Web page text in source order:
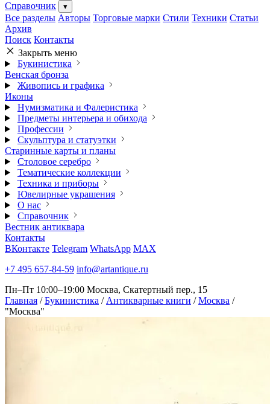
Справочник
▾
Все разделы Авторы Торговые марки Стили Техники Статьи
Архив
Поиск Контакты
Закрыть меню
Букинистика
Венская бронза
Живопись и графика
Иконы
Нумизматика и Фалеристика
Предметы интерьера и обихода
Профессии
Скульптура и статуэтки
Старинные карты и планы
Столовое серебро
Тематические коллекции
Техника и приборы
Ювелирные украшения
О нас
Справочник
Вестник антиквара
Контакты
ВКонтакте Telegram WhatsApp MAX
+7 495 657-84-59 info@artantique.ru
Пн–Пт 10:00–19:00 Москва, Скатертный пер., 15
Главная / Букинистика / Антикварные книги / Москва /
"Москва"